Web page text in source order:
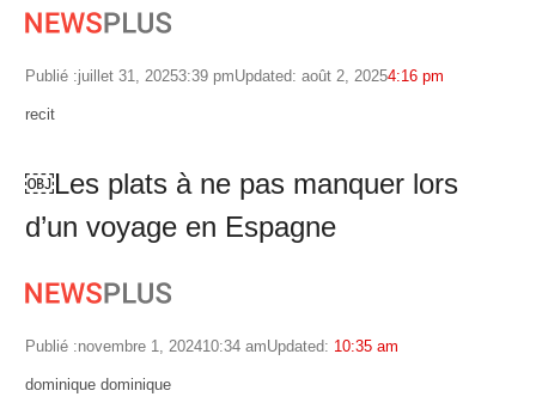
Publié :juillet 31, 20253:39 pmUpdated: août 2, 20254:16 pm
Author
recit
￼Les plats à ne pas manquer lors
d’un voyage en Espagne
Publié :novembre 1, 202410:34 amUpdated: 10:35 am
Author
dominique dominique